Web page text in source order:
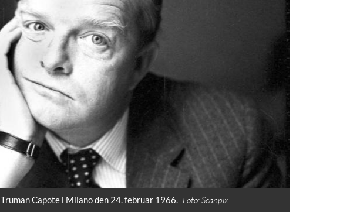
Truman Capote i Milano den 24. februar 1966. Foto: Scanpix